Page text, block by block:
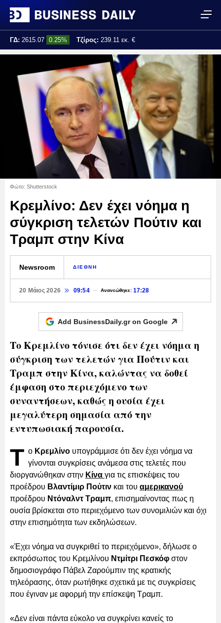
ΓΔ: 2615.07 0.25% Τζίρος: 239.11 εκ. €
Φώτο: Shutterstock
Κρεμλίνο: Δεν έχει νόημα η
σύγκριση τελετών Πούτιν και
Τραμπ στην Κίνα
Newsroom ΔΙΕΘΝΗ
20 Μάιος 2026 09:54 Ανανεώθηκε:17:28
Add BusinessDaily.gr on Google
Το Κρεμλίνο τόνισε ότι δεν έχει νόημα η
σύγκριση των τελετών για Πούτιν και
Τραμπ στην Κίνα, καλώντας να δοθεί
έμφαση στο περιεχόμενο των
συναντήσεων, καθώς η ουσία έχει
μεγαλύτερη σημασία από την
εντυπωσιακή παρουσία.
Τ ο Κρεμλίνο υπογράμμισε ότι δεν έχει νόημα να
γίνονται συγκρίσεις ανάμεσα στις τελετές που
διοργανώθηκαν στην Κίνα για τις επισκέψεις του
προέδρου Βλαντίμιρ Πούτιν και του αμερικανού
προέδρου Ντόναλντ Τραμπ, επισημαίνοντας πως η
ουσία βρίσκεται στο περιεχόμενο των συνομιλιών και όχι
στην επισημότητα των εκδηλώσεων.
«Έχει νόημα να συγκριθεί το περιεχόμενο», δήλωσε ο
εκπρόσωπος του Κρεμλίνου Ντμίτρι Πεσκόφ στον
δημοσιογράφο Πάβελ Ζαρούμπιν της κρατικής
τηλεόρασης, όταν ρωτήθηκε σχετικά με τις συγκρίσεις
που έγιναν με αφορμή την επίσκεψη Τραμπ.
«Δεν είναι πάντα εύκολο να συγκρίνει κανείς το